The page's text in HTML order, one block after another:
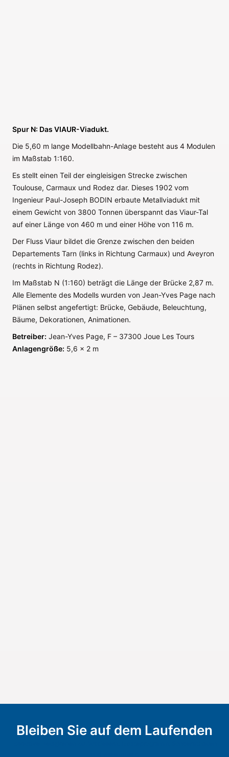
Spur N: Das VIAUR-Viadukt.
Die 5,60 m lange Modellbahn-Anlage besteht aus 4 Modulen
im Maßstab 1:160.
Es stellt einen Teil der eingleisigen Strecke zwischen
Toulouse, Carmaux und Rodez dar. Dieses 1902 vom
Ingenieur Paul-Joseph BODIN erbaute Metallviadukt mit
einem Gewicht von 3800 Tonnen überspannt das Viaur-Tal
auf einer Länge von 460 m und einer Höhe von 116 m.
Der Fluss Viaur bildet die Grenze zwischen den beiden
Departements Tarn (links in Richtung Carmaux) und Aveyron
(rechts in Richtung Rodez).
Im Maßstab N (1:160) beträgt die Länge der Brücke 2,87 m.
Alle Elemente des Modells wurden von Jean-Yves Page nach
Plänen selbst angefertigt: Brücke, Gebäude, Beleuchtung,
Bäume, Dekorationen, Animationen.
Betreiber: Jean-Yves Page, F – 37300 Joue Les Tours
Anlagengröße: 5,6 x 2 m
Bleiben Sie auf dem Laufenden